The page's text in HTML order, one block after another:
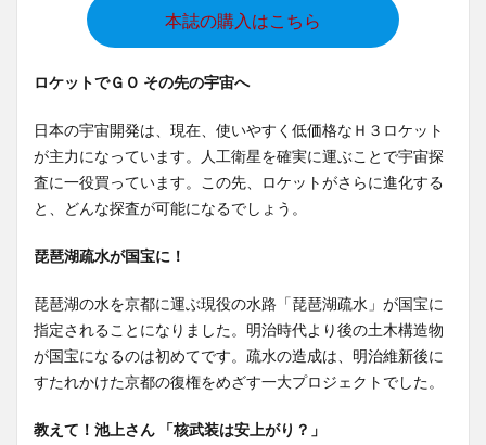
本誌の購入はこちら
ロケットでＧＯ その先の宇宙へ
日本の宇宙開発は、現在、使いやすく低価格なＨ３ロケット
が主力になっています。人工衛星を確実に運ぶことで宇宙探
査に一役買っています。この先、ロケットがさらに進化する
と、どんな探査が可能になるでしょう。
琵琶湖疏水が国宝に！
琵琶湖の水を京都に運ぶ現役の水路「琵琶湖疏水」が国宝に
指定されることになりました。明治時代より後の土木構造物
が国宝になるのは初めてです。疏水の造成は、明治維新後に
すたれかけた京都の復権をめざす一大プロジェクトでした。
教えて！池上さん 「核武装は安上がり？」